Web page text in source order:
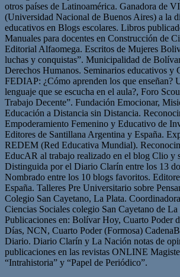
otros países de Latinoamérica. Ganadora de
(Universidad Nacional de Buenos Aires) a la
educativos en Blogs escolares. Libros
Manuales para docentes en Construcción de
Editorial Alfaomega. Escritos de Mujeres
luchas y conquistas”. Municipalidad de
Derechos Humanos. Seminarios educativos y
FEDIAP: ¿Cómo aprenden los que enseñan?
lenguaje que se escucha en el aula?, Foro
Trabajo Decente”. Fundación Emocionar,
Educación a Distancia sin Distancia.
Empoderamiento Femenino y Educativo de
Editores de Santillana Argentina y España.
REDEM (Red Educativa Mundial).
EducAR al trabajo realizado en el blog Clio y
Distinguida por el Diario Clarín entre los 13
Nombrado entre los 10 blogs favoritos.
España. Talleres Pre Universitario sobre
Colegio San Cayetano, La Plata.
Ciencias Sociales colegio San Cayetano de
Publicaciones en: Bolívar Hoy, Cuarto Poder
Días, NCN, Cuarto Poder (Formosa)
Diario. Diario Clarín y La Nación notas de
publicaciones en las revistas ONLINE
“Intrahistoria” y “Papel de Periódico”.